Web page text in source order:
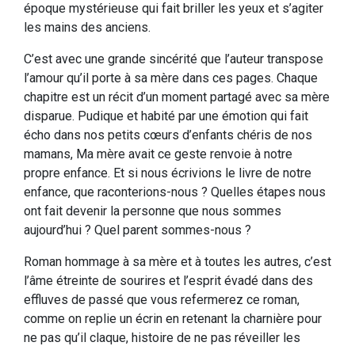
époque mystérieuse qui fait briller les yeux et s’agiter
les mains des anciens.
C’est avec une grande sincérité que l’auteur transpose
l’amour qu’il porte à sa mère dans ces pages. Chaque
chapitre est un récit d’un moment partagé avec sa mère
disparue. Pudique et habité par une émotion qui fait
écho dans nos petits cœurs d’enfants chéris de nos
mamans, Ma mère avait ce geste renvoie à notre
propre enfance. Et si nous écrivions le livre de notre
enfance, que raconterions-nous ? Quelles étapes nous
ont fait devenir la personne que nous sommes
aujourd’hui ? Quel parent sommes-nous ?
Roman hommage à sa mère et à toutes les autres, c’est
l’âme étreinte de sourires et l’esprit évadé dans des
effluves de passé que vous refermerez ce roman,
comme on replie un écrin en retenant la charnière pour
ne pas qu’il claque, histoire de ne pas réveiller les